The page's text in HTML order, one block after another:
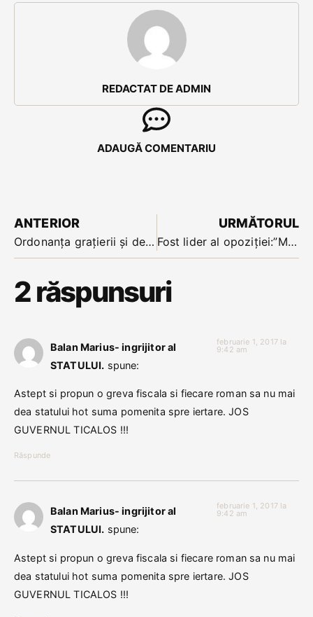
REDACTAT DE ADMIN
ADAUGĂ COMENTARIU
ANTERIOR
Ordonanța grațierii și dezincriminarea abuzului în serviciu au trecut pe șest prin Guvern la ceas de noapte. Zi de doliu pentru statul de drept -spune Iohannis
URMĂTORUL
Fost lider al opoziției:”Mi-e teamă că au dat foc țarii”. Reacțiile oamenilor politici bistrițeni. Doi parlamentari în stradă la București
2 răspunsuri
Balan Marius- ingrijitor al
STATULUI. spune:
februarie 1, 2017 la
9:42 am
Astept si propun o greva fiscala si fiecare roman sa nu mai
dea statului hot suma pomenita spre iertare. JOS
GUVERNUL TICALOS !!!
Răspunde
Balan Marius- ingrijitor al
STATULUI. spune:
februarie 1, 2017 la
9:42 am
Astept si propun o greva fiscala si fiecare roman sa nu mai
dea statului hot suma pomenita spre iertare. JOS
GUVERNUL TICALOS !!!